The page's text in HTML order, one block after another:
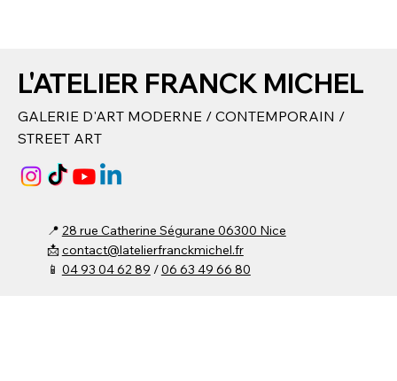
L'ATELIER FRANCK MICHEL
GALERIE D'ART MODERNE / CONTEMPORAIN /
STREET ART
📍 28 rue Catherine Ségurane 06300 Nice
📩contact@latelierfranckmichel.fr
📱 04 93 04 62 89 /06 63 49 66 80​